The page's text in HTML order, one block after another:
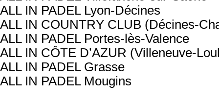
ALL IN PADEL Lyon-Décines
ALL IN COUNTRY CLUB (Décines-
ALL IN PADEL Portes-lès-Valence
ALL IN CÔTE D’AZUR (Villeneuve-
ALL IN PADEL Grasse
ALL IN PADEL Mougins